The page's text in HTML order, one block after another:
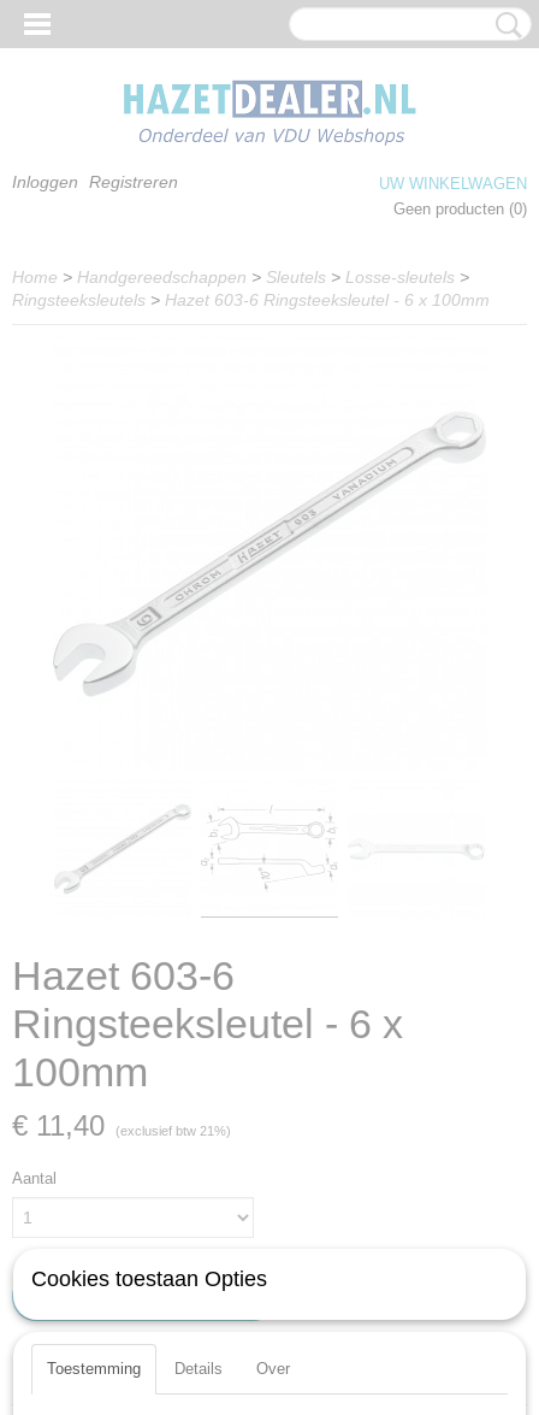
Inloggen Registreren
UW WINKELWAGEN
Geen producten (0)
Home > Handgereedschappen > Sleutels > Losse-sleutels >
Ringsteeksleutels > Hazet 603-6 Ringsteeksleutel - 6 x 100mm
Hazet 603-6
Ringsteeksleutel - 6 x
100mm
€ 11,40 (exclusief btw 21%)
Aantal
IN WINKELWAGEN
Specificaties
Cookies toestaan Opties
Toestemming Details Over